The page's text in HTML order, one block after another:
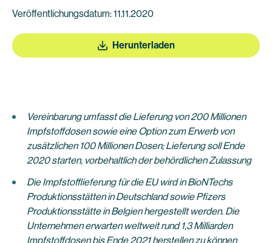
Veröffentlichungsdatum: 11.11.2020
Herunterladen
Vereinbarung umfasst die Lieferung von 200 Millionen
Impfstoffdosen sowie eine Option zum Erwerb von
zusätzlichen 100 Millionen Dosen; Lieferung soll Ende
2020 starten, vorbehaltlich der behördlichen Zulassung
Die Impfstofflieferung für die EU wird in BioNTechs
Produktionsstätten in Deutschland sowie Pfizers
Produktionsstätte in Belgien hergestellt werden. Die
Unternehmen erwarten weltweit rund 1,3 Milliarden
Impfstoffdosen bis Ende 2021 herstellen zu können